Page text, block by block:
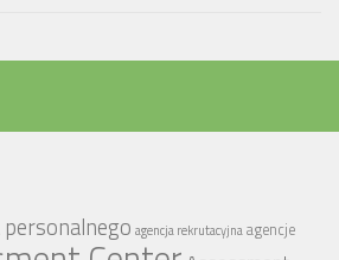
agencja rekrutacyjnaagencje